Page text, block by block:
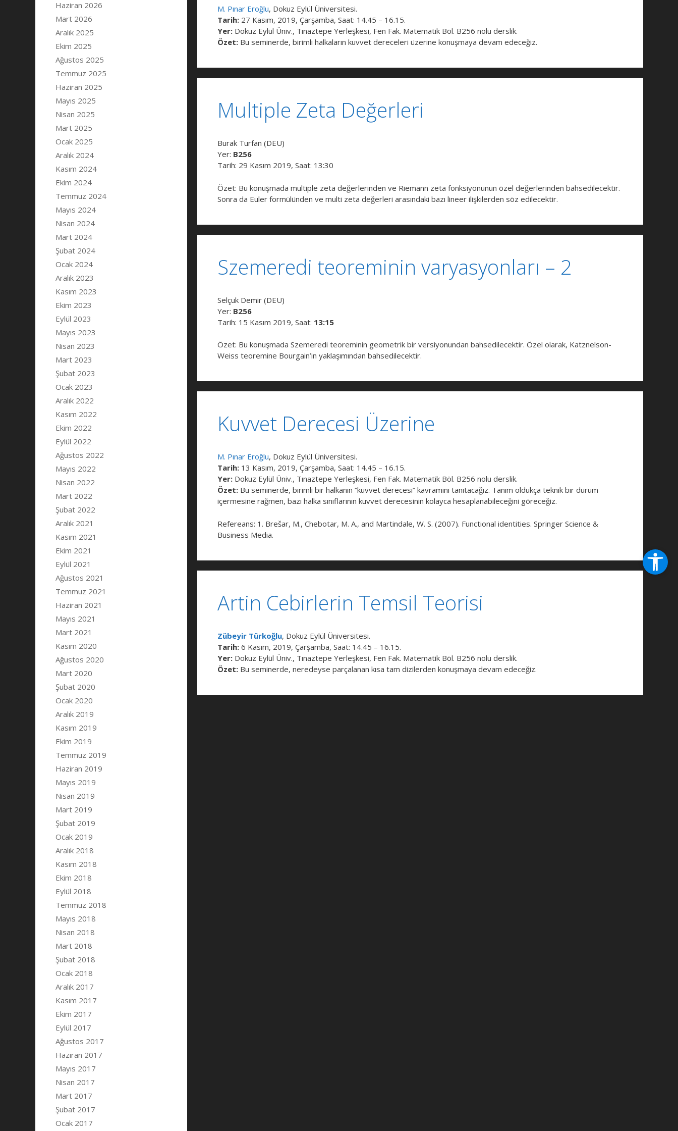
M. Pınar Eroğlu, Dokuz Eylül Üniversitesi.
Tarih:27 Kasım, 2019, Çarşamba, Saat: 14.45 – 16.15.
Yer: Dokuz Eylül Üniv., Tınaztepe Yerleşkesi, Fen Fak. Matematik Böl. B256 nolu derslik.
Özet:Bu seminerde, birimli halkaların kuvvet dereceleri üzerine konuşmaya devam edeceğiz.
Multiple Zeta Değerleri
Burak Turfan (DEU)
Yer: B256
Tarih: 29 Kasım 2019, Saat: 13:30
Özet: Bu konuşmada multiple zeta değerlerinden ve Riemann zeta fonksiyonunun özel değerlerinden bahsedilecektir.
Sonra da Euler formülünden ve multi zeta değerleri arasındaki bazı lineer ilişkilerden söz edilecektir.
Szemeredi teoreminin varyasyonları – 2
Selçuk Demir (DEU)
Yer: B256
Tarih: 15 Kasım 2019, Saat: 13:15
Özet: Bu konuşmada Szemeredi teoreminin geometrik bir versiyonundan bahsedilecektir. Özel olarak, Katznelson-
Weiss teoremine Bourgain’in yaklaşımından bahsedilecektir.
Kuvvet Derecesi Üzerine
M. Pınar Eroğlu, Dokuz Eylül Üniversitesi.
Tarih:13 Kasım, 2019, Çarşamba, Saat: 14.45 – 16.15.
Yer: Dokuz Eylül Üniv., Tınaztepe Yerleşkesi, Fen Fak. Matematik Böl. B256 nolu derslik.
Özet:Bu seminerde, birimli bir halkanın “kuvvet derecesi” kavramını tanıtacağız. Tanım oldukça teknik bir durum
içermesine rağmen, bazı halka sınıflarının kuvvet derecesinin kolayca hesaplanabileceğini göreceğiz.
Refereans: 1. Brešar, M., Chebotar, M. A., and Martindale, W. S. (2007). Functional identities. Springer Science &
Business Media.
Artin Cebirlerin Temsil Teorisi
Zübeyir Türkoğlu, Dokuz Eylül Üniversitesi.
Tarih:6 Kasım, 2019, Çarşamba, Saat: 14.45 – 16.15.
Yer: Dokuz Eylül Üniv., Tınaztepe Yerleşkesi, Fen Fak. Matematik Böl. B256 nolu derslik.
Özet:Bu seminerde, neredeyse parçalanan kısa tam dizilerden konuşmaya devam edeceğiz.
Haziran 2026
Mart 2026
Aralık 2025
Ekim 2025
Ağustos 2025
Temmuz 2025
Haziran 2025
Mayıs 2025
Nisan 2025
Mart 2025
Ocak 2025
Aralık 2024
Kasım 2024
Ekim 2024
Temmuz 2024
Mayıs 2024
Nisan 2024
Mart 2024
Şubat 2024
Ocak 2024
Aralık 2023
Kasım 2023
Ekim 2023
Eylül 2023
Mayıs 2023
Nisan 2023
Mart 2023
Şubat 2023
Ocak 2023
Aralık 2022
Kasım 2022
Ekim 2022
Eylül 2022
Ağustos 2022
Mayıs 2022
Nisan 2022
Mart 2022
Şubat 2022
Aralık 2021
Kasım 2021
Ekim 2021
Eylül 2021
Ağustos 2021
Temmuz 2021
Haziran 2021
Mayıs 2021
Mart 2021
Kasım 2020
Ağustos 2020
Mart 2020
Şubat 2020
Ocak 2020
Aralık 2019
Kasım 2019
Ekim 2019
Temmuz 2019
Haziran 2019
Mayıs 2019
Nisan 2019
Mart 2019
Şubat 2019
Ocak 2019
Aralık 2018
Kasım 2018
Ekim 2018
Eylül 2018
Temmuz 2018
Mayıs 2018
Nisan 2018
Mart 2018
Şubat 2018
Ocak 2018
Aralık 2017
Kasım 2017
Ekim 2017
Eylül 2017
Ağustos 2017
Haziran 2017
Mayıs 2017
Nisan 2017
Mart 2017
Şubat 2017
Ocak 2017